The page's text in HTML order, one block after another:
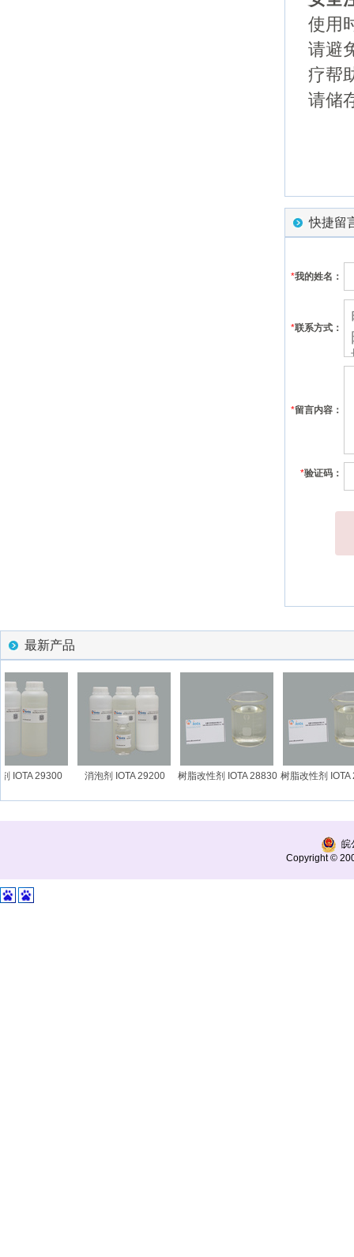
使用
请避
疗帮
请储
快捷留
*我的姓名：
*联系方式：
*留言内容：
*验证码：
最新产品
IOTA 29300 消泡剂 IOTA 29200 树脂改性剂 IOTA 28830 树脂改性剂 IOTA
皖
Copyright ©